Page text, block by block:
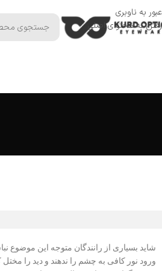
عبور به ناوبری
رفتن به محتوای اصلی
شاید بسیاری از رانندگان متوجه این موضوع
ورود نور کافی به چشم را ندهند و دید را